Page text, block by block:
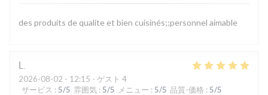
des produits de qualite et bien cuisinés;;personnel aimable
L
2026-08-02 - 12:15 - ゲスト 4
サービス : 5/5 雰囲気 : 5/5 メニュー : 5/5 品質-価格 : 5/5